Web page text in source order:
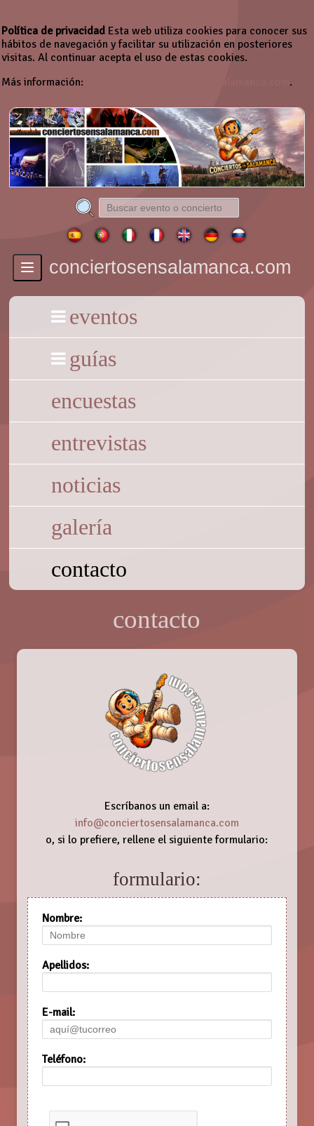
Política de privacidad Esta web utiliza cookies para conocer sus
hábitos de navegación y facilitar su utilización en posteriores
visitas. Al continuar acepta el uso de estas cookies.
Más información:
.
Toggle
navigationconciertosensalamanca.com
eventos
guías
encuestas
entrevistas
noticias
galería
contacto
contacto
Escríbanos un email a:
info@conciertosensalamanca.com
o, si lo prefiere, rellene el siguiente formulario:
formulario:
Nombre:
Apellidos:
E-mail:
Teléfono: